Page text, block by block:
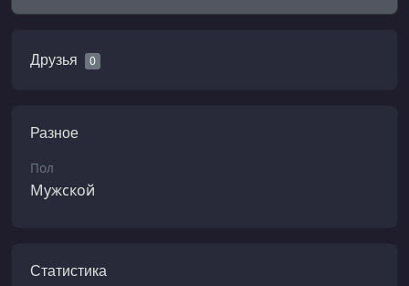
Друзья 0
Разное
Пол
Мужской
Статистика